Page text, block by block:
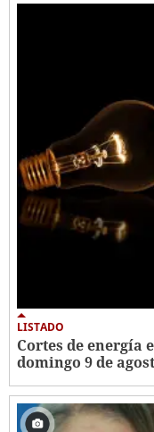
LISTADO
Cortes de energía
domingo 9 de